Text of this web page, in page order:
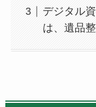
デジタル
は、遺品